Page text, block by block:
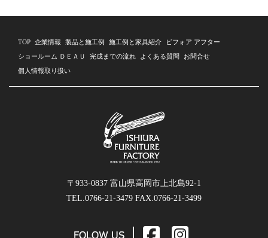
TOP 企業情報 製品と施工例 施工例と家具紹介
ビフォア アフター
ショールーム ＤＥＡＵ
完成までの流れ よくある質問
お問合せ
個人情報取り扱い
〒933-0837 富山県高岡市上北島92-1
TEL.0766-21-3479 FAX.0766-21-3499